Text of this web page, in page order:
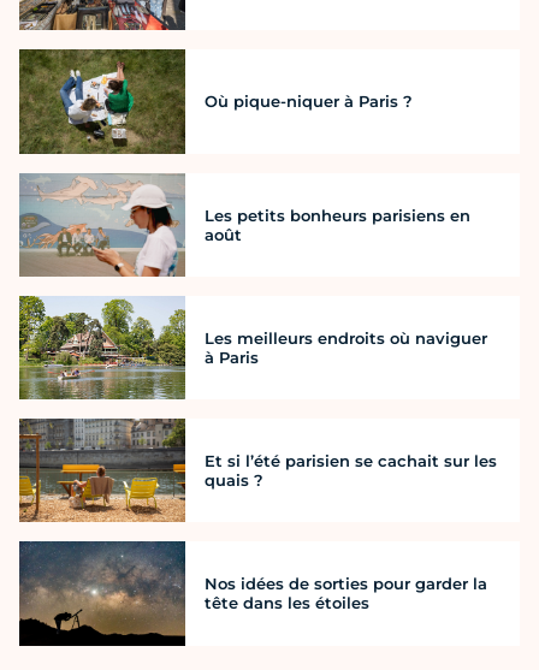
Où pique-niquer à Paris ?
Les petits bonheurs parisiens en
août
Les meilleurs endroits où naviguer
à Paris
Et si l’été parisien se cachait sur les
quais ?
Nos idées de sorties pour garder la
tête dans les étoiles